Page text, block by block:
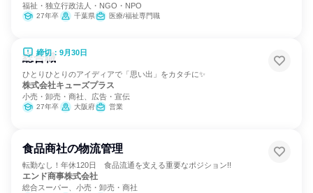
福祉・独立行政法人・NGO・NPO
27年卒 千葉県 医療/福祉専門職
締切：9月30日
総合職
ひとりひとりのアイディアで「思い出」をカタチに✨
株式会社キューズプラス
小売・卸売・商社、広告・宣伝
27年卒 大阪府 営業
食品商社の物流管理
転勤なし！年休120日 食品流通を支える重要なポジション!!
エンド商事株式会社
総合スーパー、小売・卸売・商社